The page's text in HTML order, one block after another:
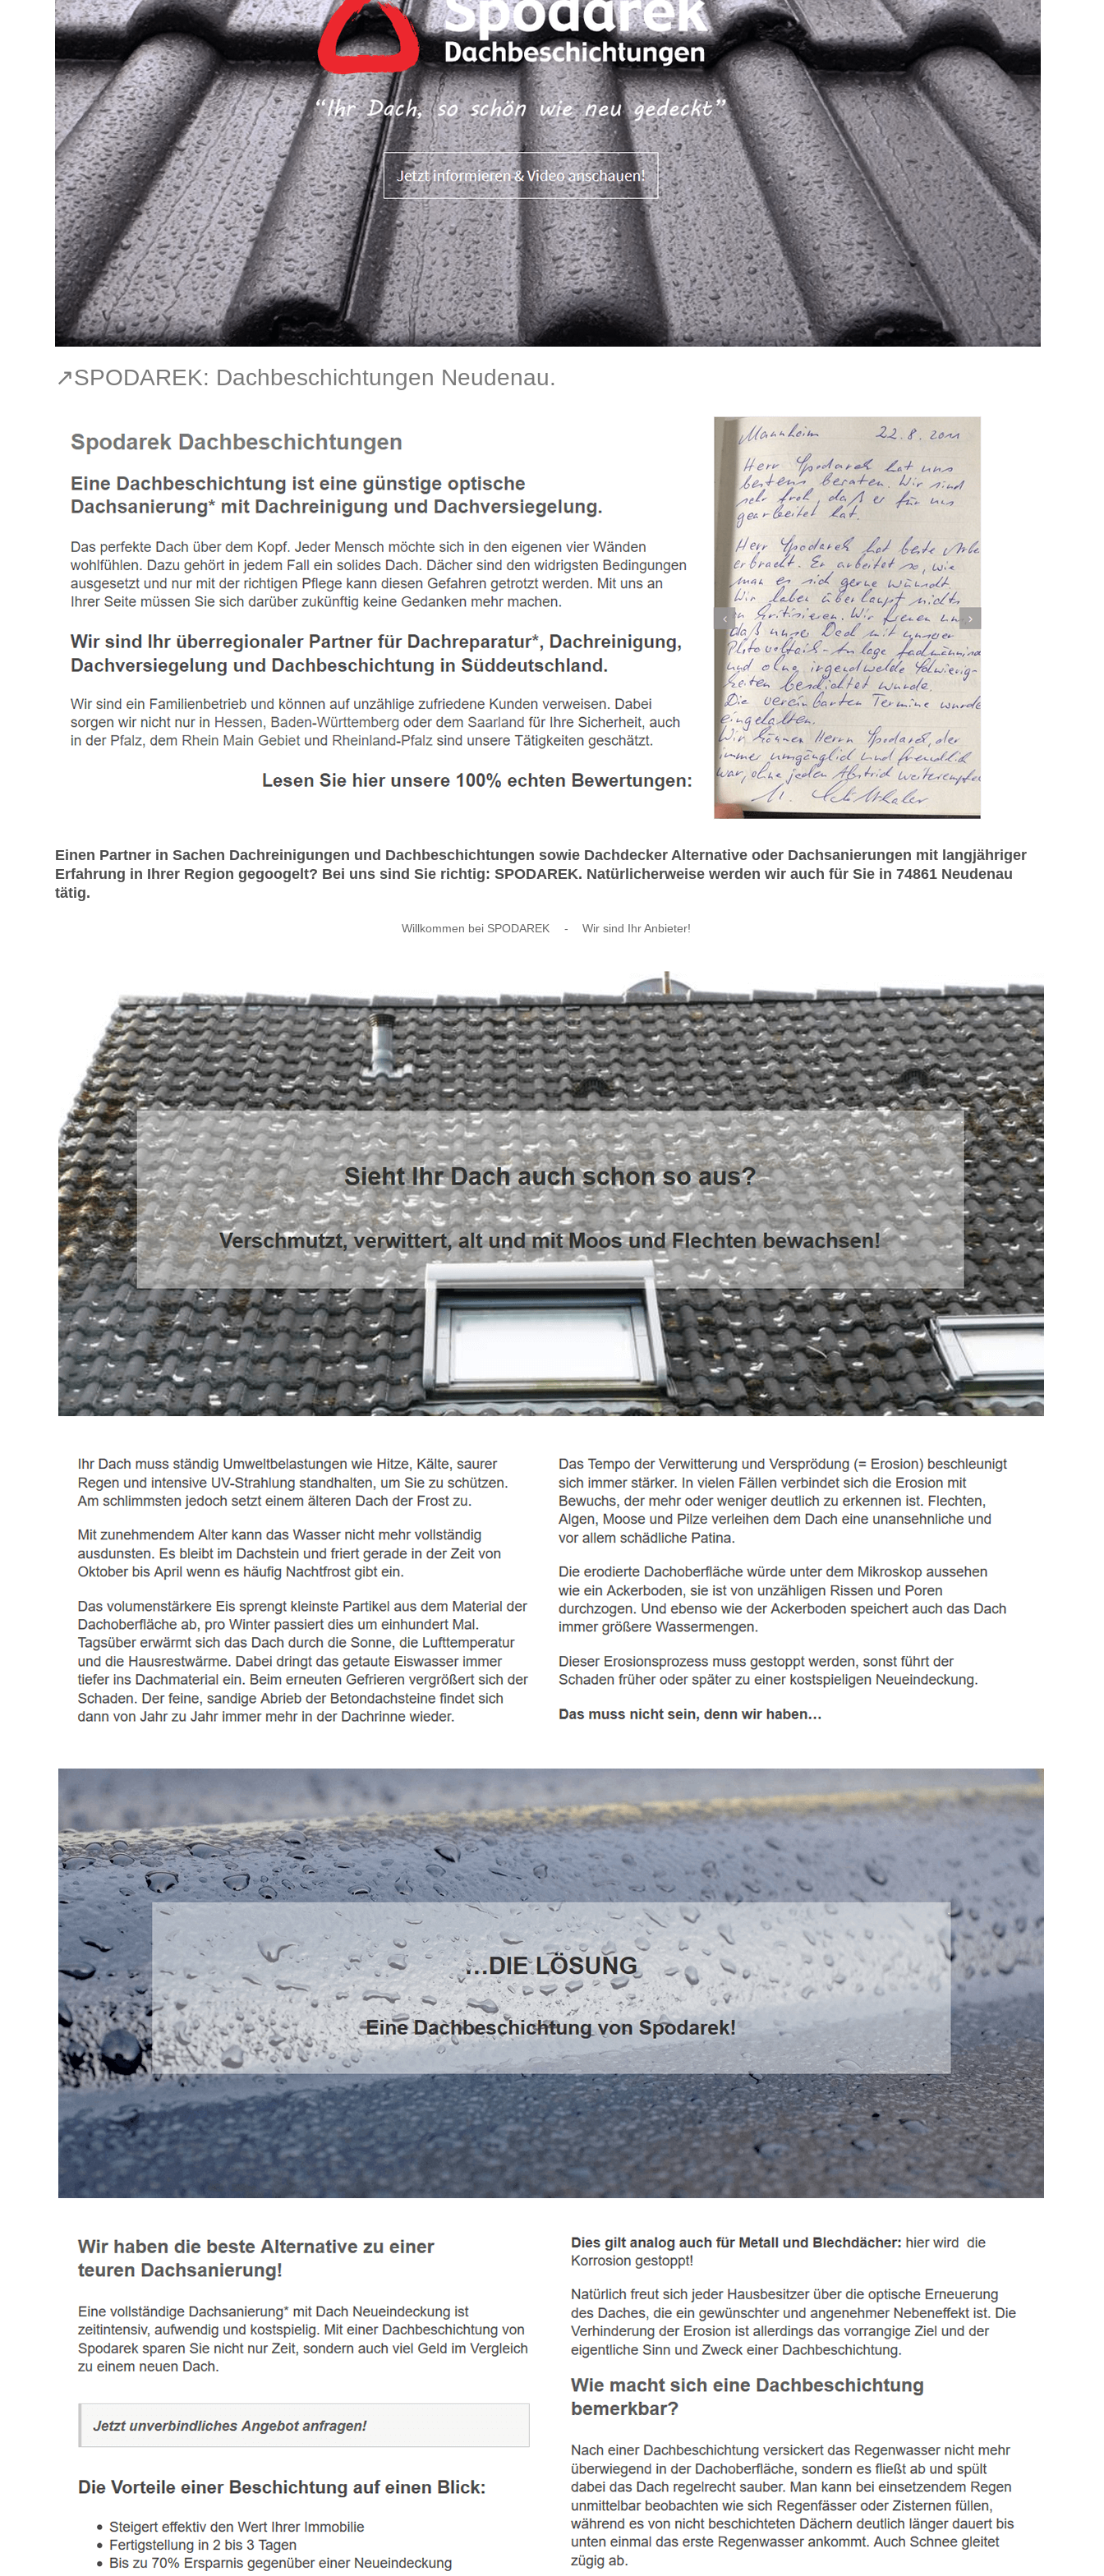
↗️SPODAREK: Dachbeschichtungen Neudenau.
Einen Partner in Sachen Dachreinigungen und Dachbeschichtungen sowie Dachdecker Alternative oder Dachsanierungen mit langjähriger
Erfahrung in Ihrer Region gegoogelt? Bei uns sind Sie richtig: SPODAREK. Natürlicherweise werden wir auch für Sie in 74861 Neudenau
tätig.
Willkommen bei SPODAREK - Wir sind Ihr Anbieter!